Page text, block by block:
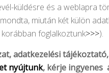
küldésre és a weblapra
miután két külön
korábban foglalkoztunk>>>).
adatkezelési
nyújtunk, kérje ingyenes